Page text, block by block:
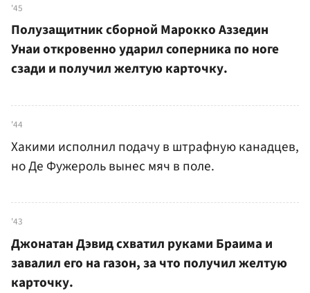
'45
Полузащитник сборной Марокко Аззедин
Унаи откровенно ударил соперника по ноге
сзади и получил желтую карточку.
'44
Хакими исполнил подачу в штрафную канадцев,
но Де Фужероль вынес мяч в поле.
'43
Джонатан Дэвид схватил руками Браима и
завалил его на газон, за что получил желтую
карточку.